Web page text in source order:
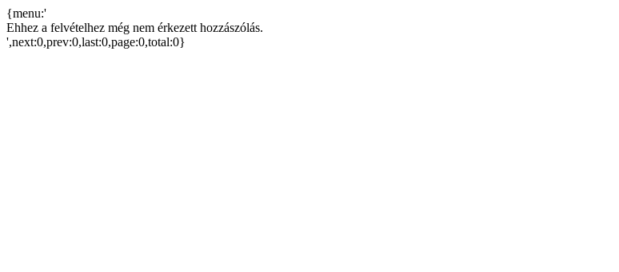
{menu:'
Ehhez a felvételhez még nem érkezett hozzászólás.
',next:0,prev:0,last:0,page:0,total:0}